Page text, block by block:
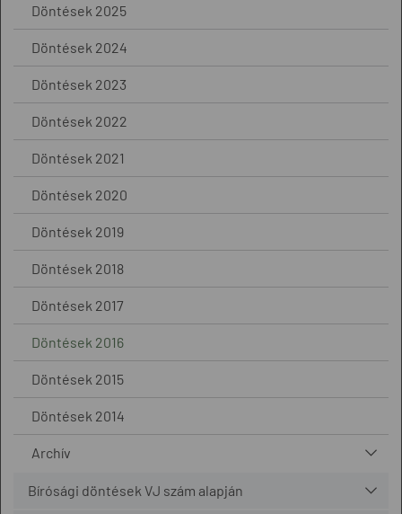
Döntések 2025
Döntések 2024
Döntések 2023
Döntések 2022
Döntések 2021
Döntések 2020
Döntések 2019
Döntések 2018
Döntések 2017
Döntések 2016
Döntések 2015
Döntések 2014
Archív
Bírósági döntések VJ szám alapján